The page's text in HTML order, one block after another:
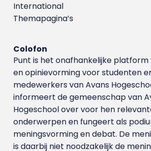
International
Themapagina’s
Colofon
Punt is het onafhankelijke platform
en opinievorming voor studenten
medewerkers van Avans
informeert de gemeenschap van
Hogeschool over voor hen
onderwerpen en fungeert als
meningsvorming en debat. De
is daarbij niet noodzakelijk de